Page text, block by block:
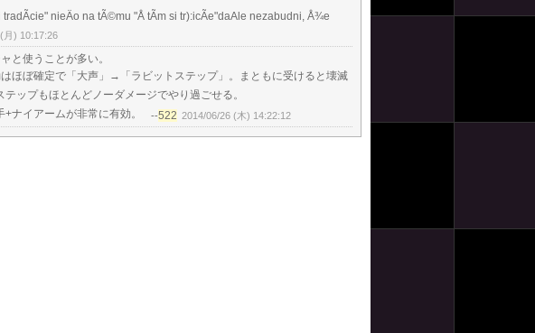
nieÄo na tÃ©mu "Å tÃ­m si tr):i­cÃe"daAle nezabudni, Å¾e
月) 10:17:26
と使うことが多い。
ほぼ確定で「大声」→「ラビットステップ」。まともに受けると壊滅
ップもほとんどノーダメージでやり過ごせる。
ナイアームが非常に有効。
--522 2014/06/26 (木) 14:22:12